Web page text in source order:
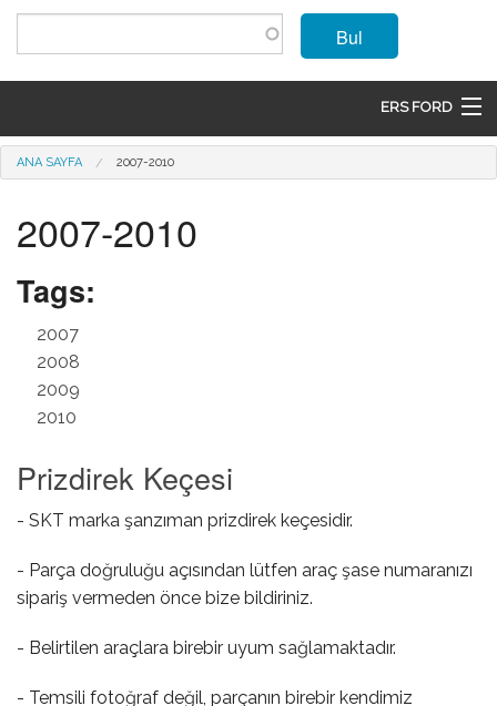
Ana içeriğe atla
Bul
ERS FORD
ANASAYFA
MODELLER
ÜRÜNLER
ÜYE OL
Buradasınız
ANA SAYFA 2007-2010
2007-2010
Tags:
2007
2008
2009
2010
Prizdirek Keçesi
- SKT marka şanzıman prizdirek keçesidir.
- Parça doğruluğu açısından lütfen araç şase numaranızı
sipariş vermeden önce bize bildiriniz.
- Belirtilen araçlara birebir uyum sağlamaktadır.
- Temsili fotoğraf değil, parçanın birebir kendimiz